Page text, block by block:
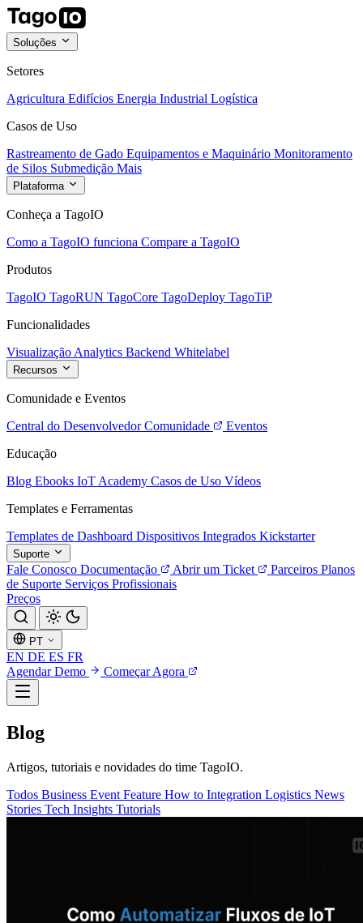
Soluções
Setores
Agricultura Edifícios Energia Industrial Logística
Casos de Uso
Rastreamento de Gado Equipamentos e Maquinário Monitoramento
de Silos Submedição Mais
Plataforma
Conheça a TagoIO
Como a TagoIO funciona Compare a TagoIO
Produtos
TagoIO TagoRUN TagoCore TagoDeploy TagoTiP
Funcionalidades
Visualização Analytics Backend Whitelabel
Recursos
Comunidade e Eventos
Central do Desenvolvedor Comunidade
Eventos
Educação
Blog Ebooks IoT Academy Casos de Uso Vídeos
Templates e Ferramentas
Templates de Dashboard Dispositivos Integrados Kickstarter
Suporte
Fale Conosco Documentação Abrir um Ticket Parceiros Planos
de Suporte Serviços Profissionais
Preços
PT
EN DE ES FR
Agendar Demo
Começar Agora
Blog
Artigos, tutoriais e novidades do time TagoIO.
Todos Business Event Feature How to Integration Logistics News
Stories Tech Insights Tutorials